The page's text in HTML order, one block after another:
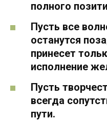
полного
Пусть все
останутся
принесет
исполнение
Пусть
всегда
пути.